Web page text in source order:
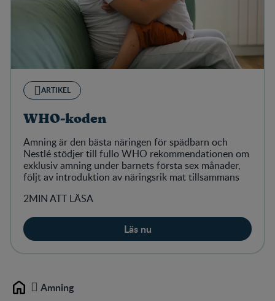
ARTIKEL
WHO-koden
Amning är den bästa näringen för spädbarn och
Nestlé stödjer till fullo WHO rekommendationen om
exklusiv amning under barnets första sex månader,
följt av introduktion av näringsrik mat tillsammans
2MIN ATT LÄSA
Läs nu
Home Amning